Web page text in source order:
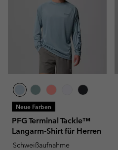
Neue Farben
PFG Terminal Tackle™
Langarm-Shirt für Herren
Schweißaufnahme